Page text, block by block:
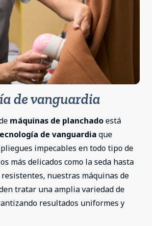
de vanguardia
máquinas de planchadoestá
de vanguardia que
impecables en todo tipo de
más delicados como la seda hasta
nuestras máquinas de
tratar una amplia variedad de
resultados uniformes y